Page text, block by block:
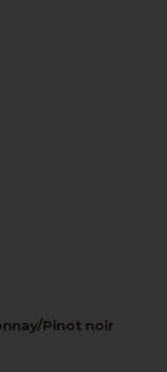
Pinot noir